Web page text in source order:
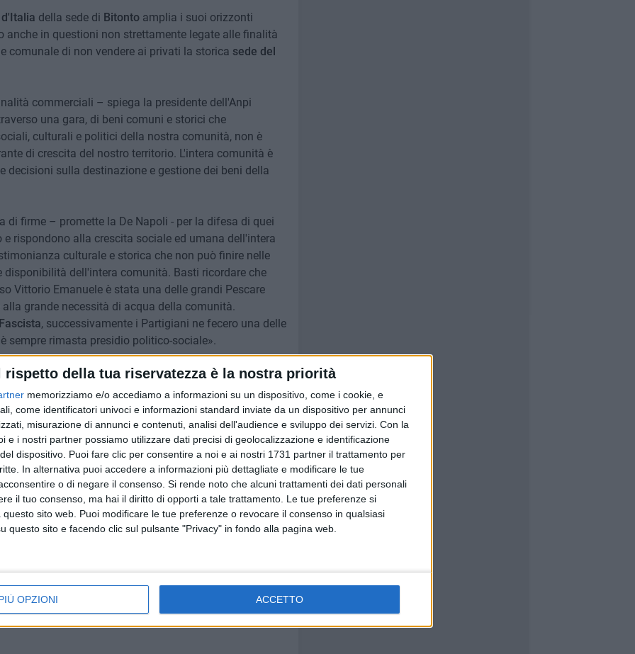
rispetto della tua riservatezza è la nostra priorità
memorizziamo e/o accediamo a informazioni su un dispositivo, come i cookie, e
come identificatori univoci e informazioni standard inviate da un dispositivo per annunci
misurazione di annunci e contenuti, analisi dell'audience e sviluppo dei servizi. Con la
e i nostri partner possiamo utilizzare dati precisi di geolocalizzazione e identificazione
dispositivo. Puoi fare clic per consentire a noi e ai nostri 1731 partner il trattamento per
In alternativa puoi accedere a informazioni più dettagliate e modificare le tue
o di negare il consenso. Si rende noto che alcuni trattamenti dei dati personali
il tuo consenso, ma hai il diritto di opporti a tale trattamento. Le tue preferenze si
sito web. Puoi modificare le tue preferenze o revocare il consenso in qualsiasi
questo sito e facendo clic sul pulsante "Privacy" in fondo alla pagina web.
OPZIONI ACCETTO
della sede di Bitonto amplia i suoi orizzonti
anche in questioni non strettamente legate alle finalità
comunale di non vendere ai privati la storica sede del
commerciali – spiega la presidente dell'Anpi
una gara, di beni comuni e storici che
culturali e politici della nostra comunità, non è
di crescita del nostro territorio. L'intera comunità è
decisioni sulla destinazione e gestione dei beni della
di firme – promette la De Napoli - per la difesa di quei
rispondono alla crescita sociale ed umana dell'intera
culturale e storica che non può finire nelle
disponibilità dell'intera comunità. Basti ricordare che
Vittorio Emanuele è stata una delle grandi Pescare
grande necessità di acqua della comunità.
, successivamente i Partigiani ne fecero una delle
sempre rimasta presidio politico-sociale».
alla Amministrazione Comunale di non procedere
pubblici. Ritenendo fondamentale la sensibilizzazione
auspichiamo e invitiamo alla partecipazione a tale
e associazioni, che non sono solo custodi di un
ma che ancora credono nei processi di partecipazione
fondamentale per la crescita socio-culturale
in ente portatore di beneficio per ogni singolo
di vista giuridico, il rapporto tra uomo e territorio:
politica" e senza quest'ultima non può aversi il
può inviare una mail all'indirizzo